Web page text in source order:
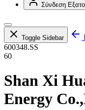
Σύνδεση
Toggle Sidebar
600348.SS
60
Shan Xi
Energy